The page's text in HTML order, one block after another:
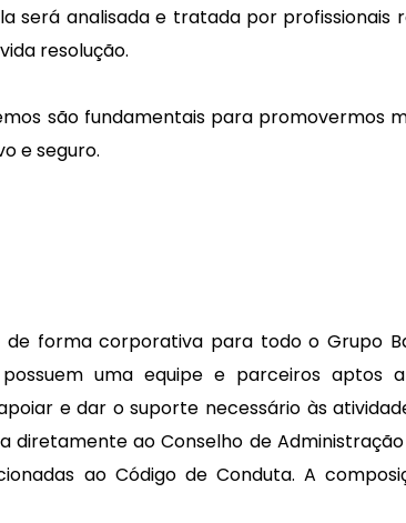
será analisada e tratada por
resolução.
são fundamentais para promovermos
e seguro.
forma corporativa para todo o Grupo
uma equipe e parceiros aptos
e dar o suporte necessário às
diretamente ao Conselho de
ao Código de Conduta. A